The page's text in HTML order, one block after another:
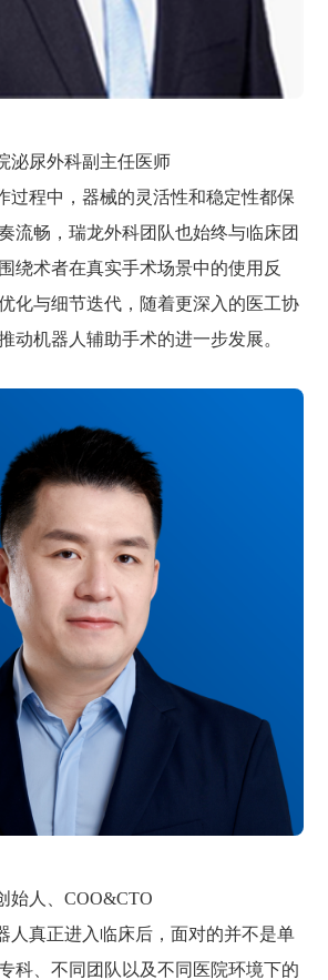
泌尿外科副主任医师
过程中，器械的灵活性和稳定性都保
流畅，瑞龙外科团队也始终与临床团
绕术者在真实手术场景中的使用反
化与细节迭代，随着更深入的医工协
动机器人辅助手术的进一步发展。
始人、COO&CTO
人真正进入临床后，面对的并不是单
科、不同团队以及不同医院环境下的